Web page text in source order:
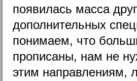
появилась масса
дополнительных
понимаем, что
прописаны, нам не
этим направлениям,